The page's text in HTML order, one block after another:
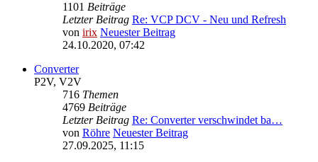
1101 Beiträge
Letzter Beitrag Re: VCP DCV - Neu und Refresh
von irix Neuester Beitrag
24.10.2020, 07:42
Converter
P2V, V2V
716 Themen
4769 Beiträge
Letzter Beitrag Re: Converter verschwindet ba…
von Röhre Neuester Beitrag
27.09.2025, 11:15